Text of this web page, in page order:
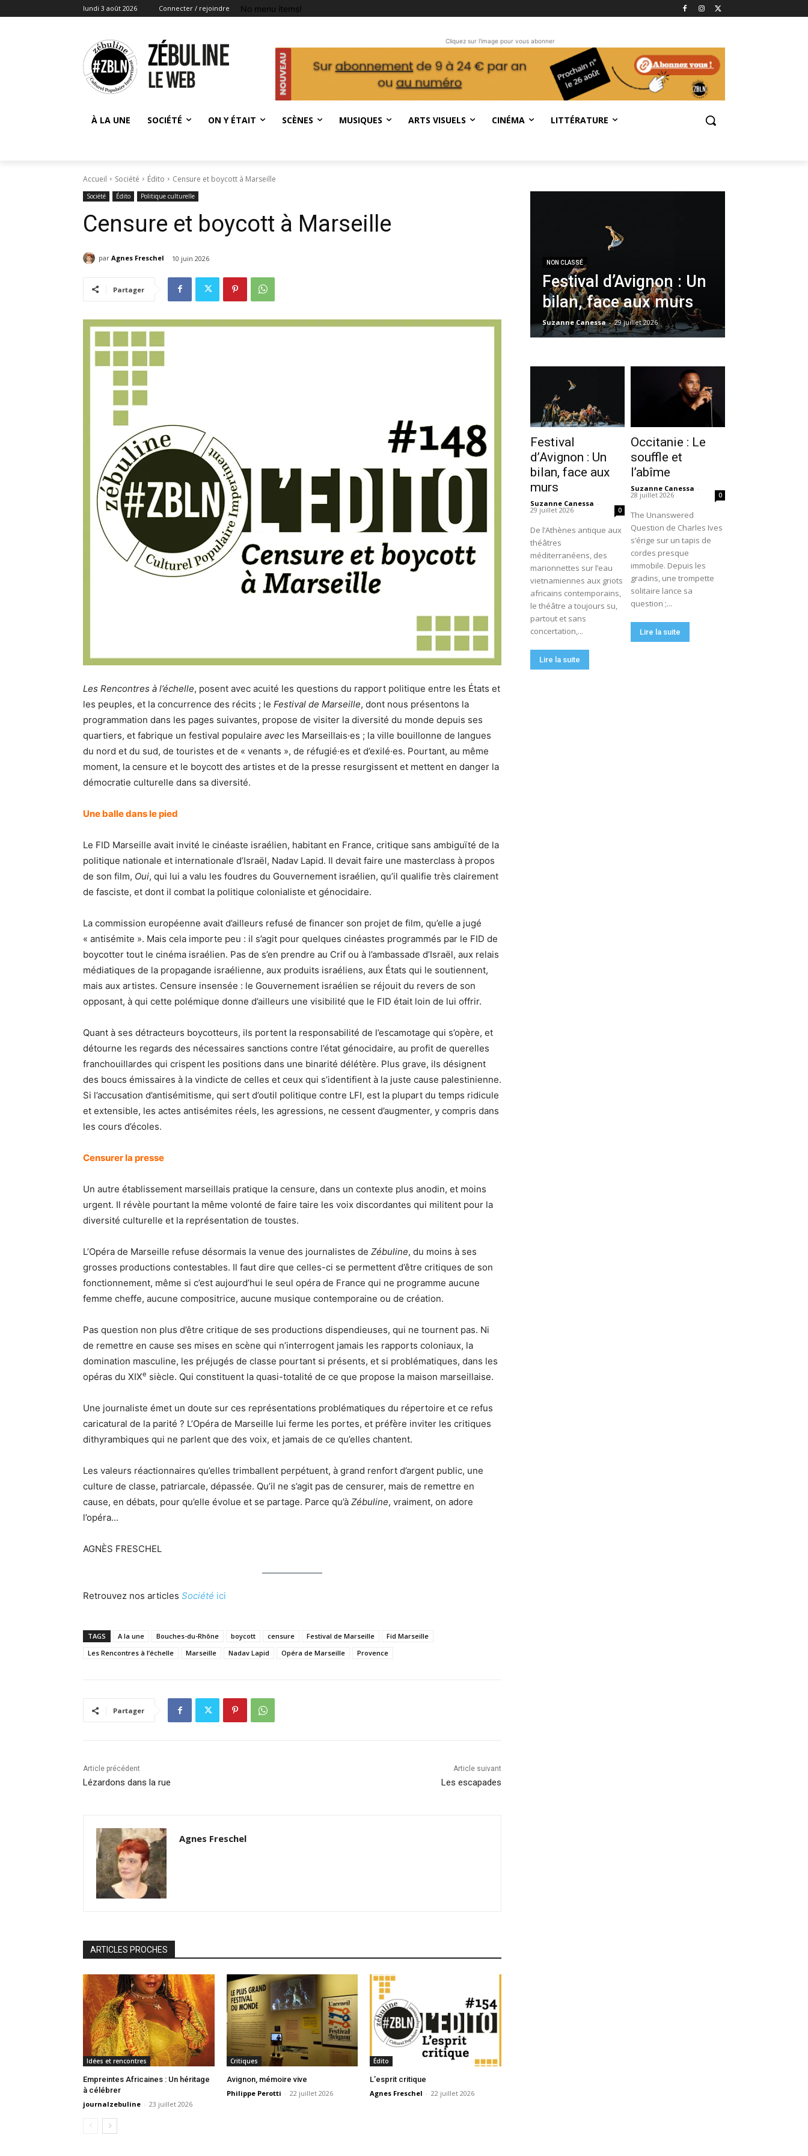
lundi 3 août 2026 Connecter / rejoindre No menu items!
Cliquez sur l'image pour vous abonner
À LA UNE SOCIÉTÉ ON Y ÉTAIT SCÈNES MUSIQUES ARTS VISUELS CINÉMA LITTÉRATURE
Accueil Société Édito Censure et boycott à Marseille
Société Édito Politique culturelle
Censure et boycott à Marseille
par Agnes Freschel 10 juin 2026
Partager
Les Rencontres à l’échelle, posent avec acuité les questions du rapport politique entre les États et
les peuples, et la concurrence des récits ; le Festival de Marseille, dont nous présentons la
programmation dans les pages suivantes, propose de visiter la diversité du monde depuis ses
quartiers, et fabrique un festival populaire avec les Marseillais·es ; la ville bouillonne de langues
du nord et du sud, de touristes et de « venants », de réfugié·es et d’exilé·es. Pourtant, au même
moment, la censure et le boycott des artistes et de la presse resurgissent et mettent en danger la
démocratie culturelle dans sa diversité.
Une balle dans le pied
Le FID Marseille avait invité le cinéaste israélien, habitant en France, critique sans ambiguïté de la
politique nationale et internationale d’Israël, Nadav Lapid. Il devait faire une masterclass à propos
de son film, Oui, qui lui a valu les foudres du Gouvernement israélien, qu’il qualifie très clairement
de fasciste, et dont il combat la politique colonialiste et génocidaire.
La commission européenne avait d’ailleurs refusé de financer son projet de film, qu’elle a jugé
« antisémite ». Mais cela importe peu : il s’agit pour quelques cinéastes programmés par le FID de
boycotter tout le cinéma israélien. Pas de s’en prendre au Crif ou à l’ambassade d’Israël, aux relais
médiatiques de la propagande israélienne, aux produits israéliens, aux États qui le soutiennent,
mais aux artistes. Censure insensée : le Gouvernement israélien se réjouit du revers de son
opposant, à qui cette polémique donne d’ailleurs une visibilité que le FID était loin de lui offrir.
Quant à ses détracteurs boycotteurs, ils portent la responsabilité de l’escamotage qui s’opère, et
détourne les regards des nécessaires sanctions contre l’état génocidaire, au profit de querelles
franchouillardes qui crispent les positions dans une binarité délétère. Plus grave, ils désignent
des boucs émissaires à la vindicte de celles et ceux qui s’identifient à la juste cause palestinienne.
Si l’accusation d’antisémitisme, qui sert d’outil politique contre LFI, est la plupart du temps ridicule
et extensible, les actes antisémites réels, les agressions, ne cessent d’augmenter, y compris dans
les cours d’écoles.
Censurer la presse
Un autre établissement marseillais pratique la censure, dans un contexte plus anodin, et moins
urgent. Il révèle pourtant la même volonté de faire taire les voix discordantes qui militent pour la
diversité culturelle et la représentation de toustes.
L’Opéra de Marseille refuse désormais la venue des journalistes de Zébuline, du moins à ses
grosses productions contestables. Il faut dire que celles-ci se permettent d’être critiques de son
fonctionnement, même si c’est aujourd’hui le seul opéra de France qui ne programme aucune
femme cheffe, aucune compositrice, aucune musique contemporaine ou de création.
Pas question non plus d’être critique de ses productions dispendieuses, qui ne tournent pas. Ni
de remettre en cause ses mises en scène qui n’interrogent jamais les rapports coloniaux, la
domination masculine, les préjugés de classe pourtant si présents, et si problématiques, dans les
opéras du XIXe siècle. Qui constituent la quasi-totalité de ce que propose la maison marseillaise.
Une journaliste émet un doute sur ces représentations problématiques du répertoire et ce refus
caricatural de la parité ? L’Opéra de Marseille lui ferme les portes, et préfère inviter les critiques
dithyrambiques qui ne parlent que des voix, et jamais de ce qu’elles chantent.
Les valeurs réactionnaires qu’elles trimballent perpétuent, à grand renfort d’argent public, une
culture de classe, patriarcale, dépassée. Qu’il ne s’agit pas de censurer, mais de remettre en
cause, en débats, pour qu’elle évolue et se partage. Parce qu’à Zébuline, vraiment, on adore
l’opéra…
AGNÈS FRESCHEL
Retrouvez nos articles Société ici
TAGS A la une Bouches-du-Rhône boycott censure Festival de Marseille
Fid Marseille
Les Rencontres à l’échelle
Marseille Nadav Lapid Opéra de Marseille Provence
Partager
Article précédent
Lézardons dans la rue
Article suivant
Les escapades
Agnes Freschel
ARTICLES PROCHES
Idées et rencontres
Empreintes Africaines : Un héritage
à célébrer
journalzebuline - 23 juillet 2026
Critiques
Avignon, mémoire vive
Philippe Perotti - 22 juillet 2026
Édito
L’esprit critique
Agnes Freschel - 22 juillet 2026
NON CLASSÉ
Festival d’Avignon : Un
bilan, face aux murs
Suzanne Canessa - 29 juillet 2026
Festival
d’Avignon : Un
bilan, face aux
murs
Suzanne Canessa -
29 juillet 2026 0
De l’Athènes antique aux
théâtres
méditerranéens, des
marionnettes sur l’eau
vietnamiennes aux griots
africains contemporains,
le théâtre a toujours su,
partout et sans
concertation,...
Lire la suite
Occitanie : Le
souffle et
l’abîme
Suzanne Canessa -
28 juillet 2026 0
The Unanswered
Question de Charles Ives
s’érige sur un tapis de
cordes presque
immobile. Depuis les
gradins, une trompette
solitaire lance sa
question ;...
Lire la suite